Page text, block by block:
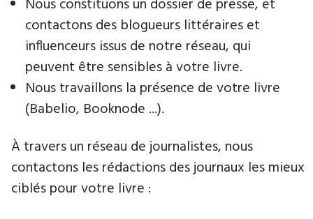
Nous constituons un dossier de presse, et
contactons des blogueurs littéraires et
influenceurs issus de notre réseau, qui
peuvent être sensibles à votre livre.
Nous travaillons la présence de votre livre
(Babelio, Booknode ...).
À travers un réseau de journalistes, nous
contactons les rédactions des journaux les mieux
ciblés pour votre livre :